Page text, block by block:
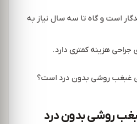
است و گاه تا سه سال نیاز به
هزینه کمتری دارد.
غبغب روشی بدون درد